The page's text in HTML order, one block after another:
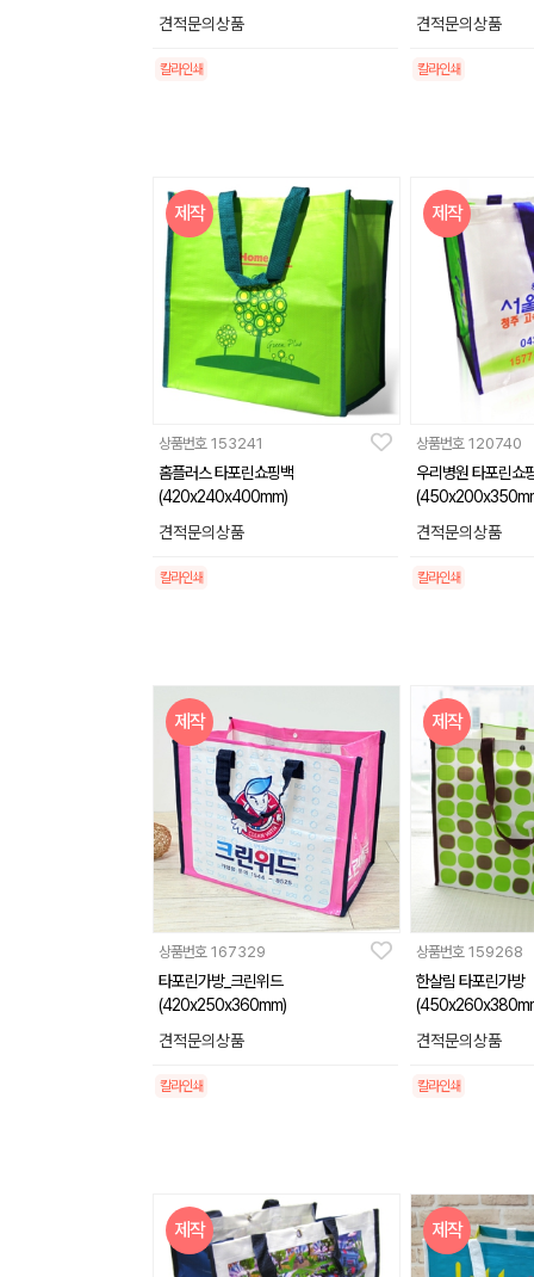
견적문의상품
칼라인쇄
견적문의상품
칼라인쇄
제작
상품번호 153241
홈플러스 타포린쇼핑백
(420x240x400mm)
견적문의상품
칼라인쇄
제작
상품번호 120740
우리병원 타포린쇼
견적문의상품
칼라인쇄
제작
상품번호 167329
타포린가방_크린위드
(420x250x360mm)
견적문의상품
칼라인쇄
제작
상품번호 159268
한살림 타포린가방
견적문의상품
칼라인쇄
제작 제작